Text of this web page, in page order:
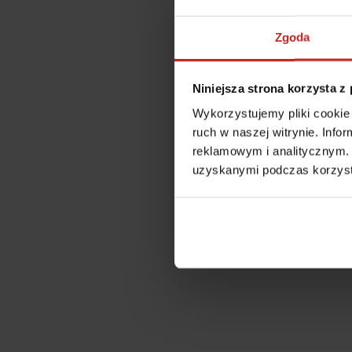
Zgoda
Niniejsza strona korzysta z
Wykorzystujemy pliki
ruch w naszej witrynie.
reklamowym i
uzyskanymi podczas